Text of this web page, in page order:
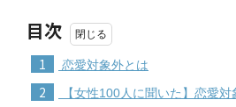
目次
1 恋愛対象外とは
2 【女性100人に聞いた】恋愛